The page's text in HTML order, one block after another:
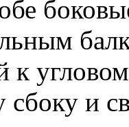
к
сбоку и